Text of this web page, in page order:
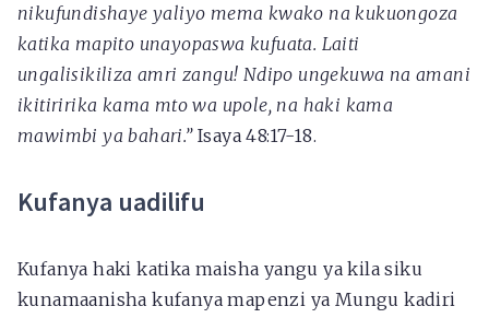
nikufundishaye yaliyo mema kwako na kukuongoza
katika mapito unayopaswa kufuata. Laiti
ungalisikiliza amri zangu! Ndipo ungekuwa na amani
ikitiririka kama mto wa upole, na haki kama
mawimbi ya bahari.”Isaya 48:17-18.
Kufanya uadilifu
Kufanya haki katika maisha yangu ya kila siku
kunamaanisha kufanya mapenzi ya Mungu kadiri